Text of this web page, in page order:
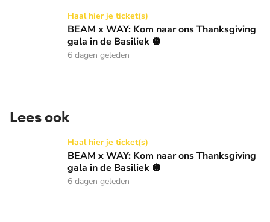
BEAM x WAY: Kom naar ons Thanksgiving gala in de
Haal hier je ticket(s)
BEAM x WAY: Kom naar ons Thanksgiving
gala in de Basiliek 🪩
6 dagen geleden
Lees ook
BEAM x WAY: Kom naar ons Thanksgiving gala in de
Haal hier je ticket(s)
BEAM x WAY: Kom naar ons Thanksgiving
gala in de Basiliek 🪩
6 dagen geleden